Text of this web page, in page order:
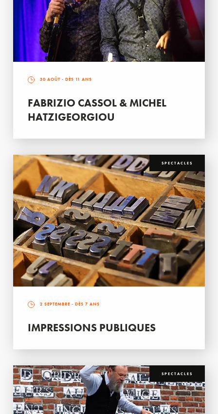
30 AOÛT - DÈS 11 ANS
FABRIZIO CASSOL & MICHEL
HATZIGEORGIOU
SPECTACLES
2 SEPTEMBRE - DÈS 7 ANS
IMPRESSIONS PUBLIQUES
SPECTACLES